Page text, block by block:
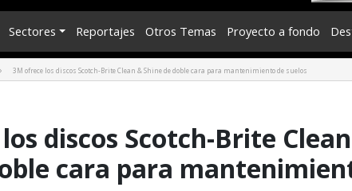
Sectores Reportajes Otros Temas Proyecto a fondo
3M ofrece los discos Scotch-Brite Clean & Shine de doble cara para mantenimiento de suelos
discos Scotch-Brite
cara para